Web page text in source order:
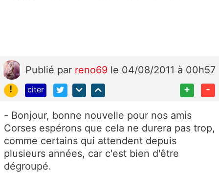
Publié par reno69 le 04/08/2011 à 00h57
!
citer + -
- Bonjour, bonne nouvelle pour nos amis
Corses espérons que cela ne durera pas trop,
comme certains qui attendent depuis
plusieurs années, car c'est bien d'être
dégroupé.